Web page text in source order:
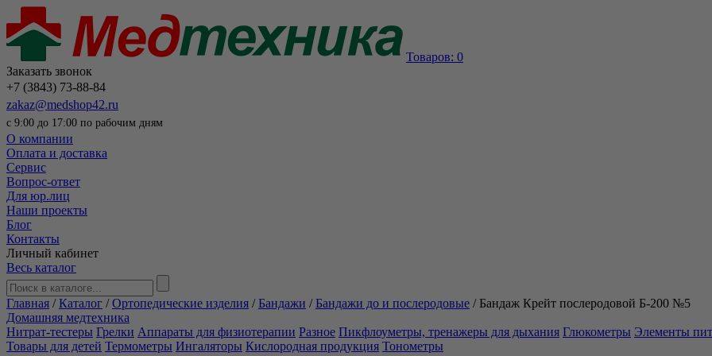
Товаров: 0
Заказать звонок
+7 (3843) 73-88-84
zakaz@medshop42.ru
с 9:00 до 17:00 по рабочим дням
О компании
Оплата и доставка
Сервис
Вопрос-ответ
Для юр.лиц
Наши проекты
Блог
Контакты
Личный кабинет
Весь каталог
Главная /Каталог /Ортопедические изделия / Бандажи / Бандажи до и послеродовые / Бандаж Крейт послеродовой Б-200 №5
Домашняя медтехника
Нитрат-тестеры Грелки Аппараты для физиотерапии Разное Пикфлоуметры, тренажеры для дыхания Глюкометры Элементы
Товары для детей Термометры Ингаляторы Кислородная продукция Тонометры